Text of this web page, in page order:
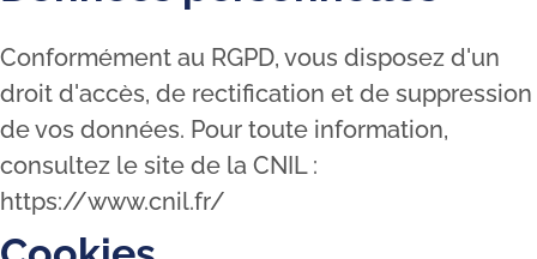
Conformément au RGPD, vous disposez d'un
droit d'accès, de rectification et de suppression
de vos données. Pour toute information,
consultez le site de la CNIL :
https://www.cnil.fr/